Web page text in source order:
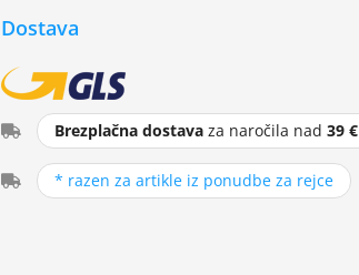
Dostava
Brezplačna dostavaza naročila nad 39 €
* razen za artikle iz ponudbe za rejce